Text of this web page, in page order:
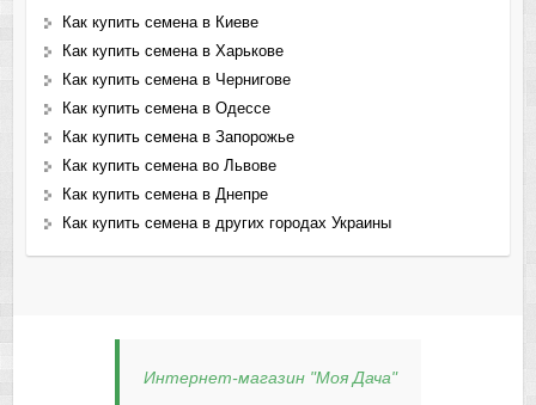
Как купить семена в Киеве
Как купить семена в Харькове
Как купить семена в Чернигове
Как купить семена в Одессе
Как купить семена в Запорожье
Как купить семена во Львове
Как купить семена в Днепре
Как купить семена в других городах Украины
Интернет-магазин "Моя Дача"